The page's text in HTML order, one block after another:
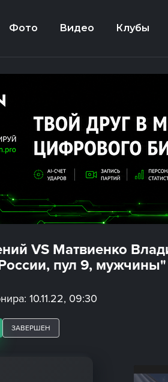
Фото Видео Клубы
VS Матвиенко
пул 9, мужчины"
10.11.22, 09:30
ЗАВЕРШЕН